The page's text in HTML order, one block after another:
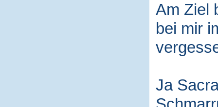
Am Ziel
bei mir
Ja